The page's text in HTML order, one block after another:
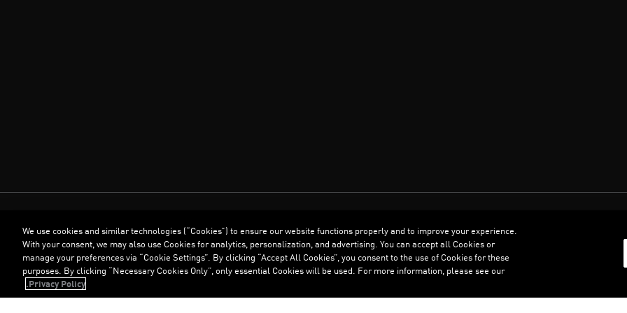
العربية
We use cookies and similar technologies (“Cookies”) to ensure our website functions properly and to improve your experience.
With your consent, we may also use Cookies for analytics, personalization, and advertising. You can accept all Cookies or
manage your preferences via “Cookie Settings”. By clicking “Accept All Cookies”, you consent to the use of Cookies for these
purposes. By clicking “Necessary Cookies Only”, only essential Cookies will be used. For more information, please see our
Privacy Policy.